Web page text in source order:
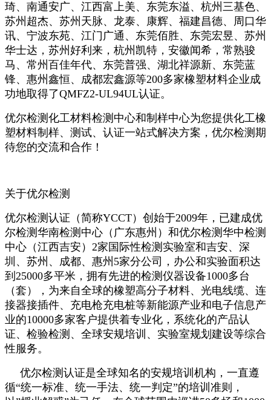
琦、南通安广、江西富上美、东莞东溢、杭州三基色、
苏州超杰、苏州天脉、龙泰、康辉、福建昌德、周口华
讯、宁波东苑、江门广通、东莞佰胜、东莞宏昱、苏州
华士达，苏州好利来，杭州凯特，安徽闻希，常熟骏
马、常州百佳年代、东莞普强、湖北祥源新、东莞蓝
锋、惠州鑫恒、成都宏鑫源等200多家橡塑材料企业成
功地取得了QMFZ2-UL94UL认证。
优尔检测化工材料检测中心和制样中心为您提供化工橡
塑材料制样、测试、认证一站式解决方案，优尔检测期
待您的交流和合作！
关于优尔检测
优尔检测认证（简称YCCT）创始于2009年，已建成优
尔检测华南检测中心（广东惠州）和优尔检测华中检测
中心（江西吉安）2家国际性检测实验室和吉安、深
圳、苏州、成都、惠州5家分公司，办公和实验面积达
到25000多平米，拥有先进的检测仪器设备1000多台
（套），为来自全球的橡塑高分子材料、光电线缆、连
接器接插件、充电枪充电桩等新能源产业和电子信息产
业的10000多家客户提供着专业化，系统化的产品认
证、检验检测、全球安规培训、实验室规划建设等综合
性服务。
优尔检测认证是全球知名的安规培训机构，一直遵
循“统一标准、统一手法、统一判定”的培训准则，